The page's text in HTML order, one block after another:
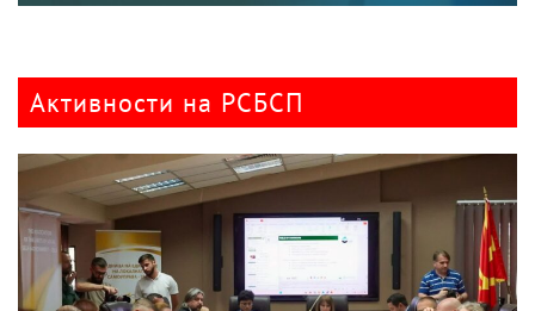
Активности на РСБСП